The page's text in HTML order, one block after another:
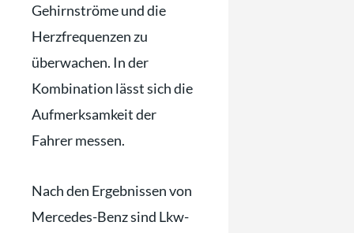
Gehirnströme und die
Herzfrequenzen zu
überwachen. In der
Kombination lässt sich die
Aufmerksamkeit der
Fahrer messen.
Nach den Ergebnissen von
Mercedes-Benz sind Lkw-